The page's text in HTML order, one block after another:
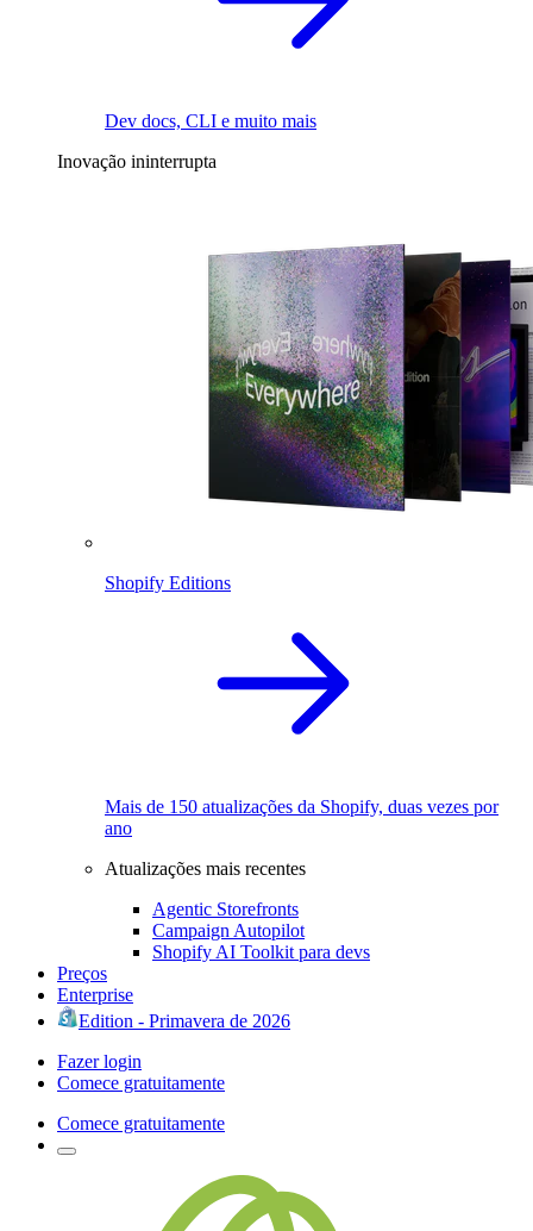
Dev docs, CLI e muito mais
Inovação ininterrupta
Shopify Editions
Mais de 150 atualizações da Shopify, duas vezes por
ano
Atualizações mais recentes
Agentic Storefronts
Campaign Autopilot
Shopify AI Toolkit para devs
Preços
Enterprise
Edition - Primavera de 2026
Fazer login
Comece gratuitamente
Comece gratuitamente